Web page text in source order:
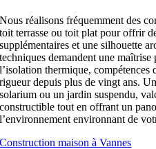
Nous réalisons fréquemment des
toit terrasse ou toit plat pour offrir
supplémentaires et une silhouette
techniques demandent une maîtrise
l’isolation thermique, compétences
rigueur depuis plus de vingt ans.
solarium ou un jardin suspendu,
constructible tout en offrant un
l’environnement environnant de
Construction maison à Vannes